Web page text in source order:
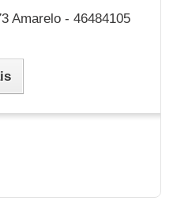
Amarelo - 46484105